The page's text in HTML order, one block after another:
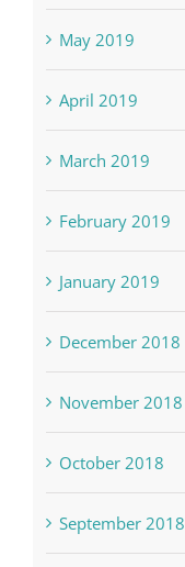
May 2019
April 2019
March 2019
February 2019
January 2019
December 2018
November 2018
October 2018
September 2018